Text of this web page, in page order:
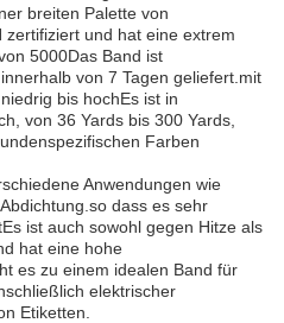
breiten Palette von
zertifiziert und hat eine extrem
5000Das Band ist
von 7 Tagen geliefert.mit
bis hochEs ist in
von 36 Yards bis 300 Yards,
Farben
Anwendungen wie
dass es sehr
ist auch sowohl gegen Hitze als
hat eine hohe
es zu einem idealen Band für
elektrischer
Etiketten.